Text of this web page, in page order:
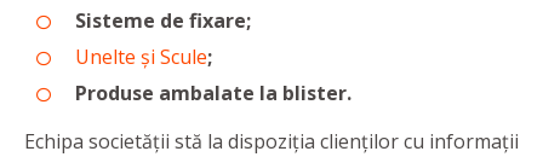
Sisteme de fixare;
Unelte şi Scule;
Produse ambalate la blister.
Echipa societăţii stă la dispoziţia clienţilor cu informaţii